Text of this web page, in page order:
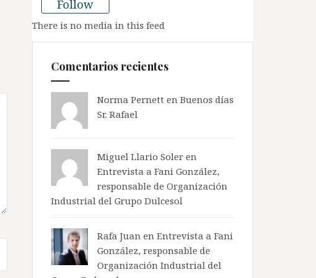
Follow
There is no media in this feed
Comentarios recientes
Norma Pernett en Buenos días
Sr. Rafael
Miguel Llario Soler en
Entrevista a Fani González,
responsable de Organización
Industrial del Grupo Dulcesol
Rafa Juan en Entrevista a Fani
González, responsable de
Organización Industrial del